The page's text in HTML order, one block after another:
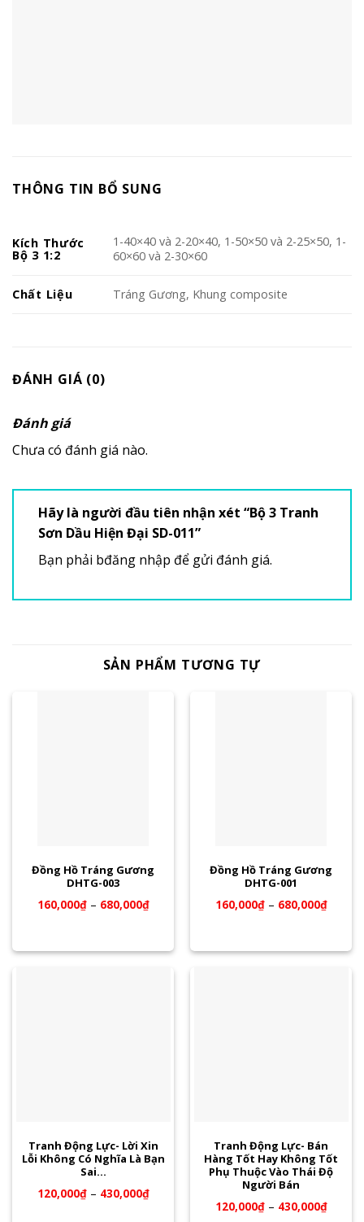
THÔNG TIN BỔ SUNG
Kích Thước
Bộ 3 1:2
1-40×40 và 2-20×40, 1-50×50 và 2-25×50, 1-
60×60 và 2-30×60
Chất Liệu Tráng Gương, Khung composite
ĐÁNH GIÁ (0)
Đánh giá
Chưa có đánh giá nào.
Hãy là người đầu tiên nhận xét “Bộ 3 Tranh
Sơn Dầu Hiện Đại SD-011”
Bạn phải bđăng nhập để gửi đánh giá.
SẢN PHẨM TƯƠNG TỰ
Đồng Hồ Tráng Gương
DHTG-003
160,000₫– 680,000₫
Đồng Hồ Tráng Gương
DHTG-001
160,000₫– 680,000₫
Tranh Động Lực- Lời Xin
Lỗi Không Có Nghĩa Là Bạn
Sai…
120,000₫– 430,000₫
Tranh Động Lực- Bán
Hàng Tốt Hay Không Tốt
Phụ Thuộc Vào Thái Độ
Người Bán
120,000₫– 430,000₫